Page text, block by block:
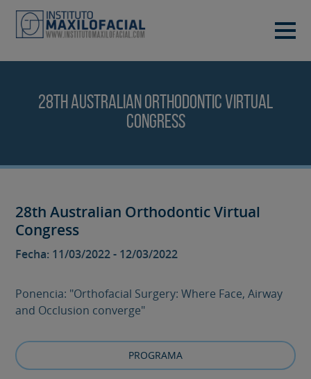
933 933 185
BARCELONA
VIDEOCONFERENCIA
28th Australian Orthodontic Virtual
Congress
28th Australian Orthodontic Virtual
Congress
Fecha: 11/03/2022 - 12/03/2022
Ponencia: "Orthofacial Surgery: Where Face, Airway
and Occlusion converge"
PROGRAMA